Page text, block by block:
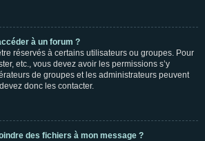
à un forum ?
réservés à certains utilisateurs ou groupes. Pour
etc., vous devez avoir les permissions s’y
de groupes et les administrateurs peuvent
donc les contacter.
des fichiers à mon message ?